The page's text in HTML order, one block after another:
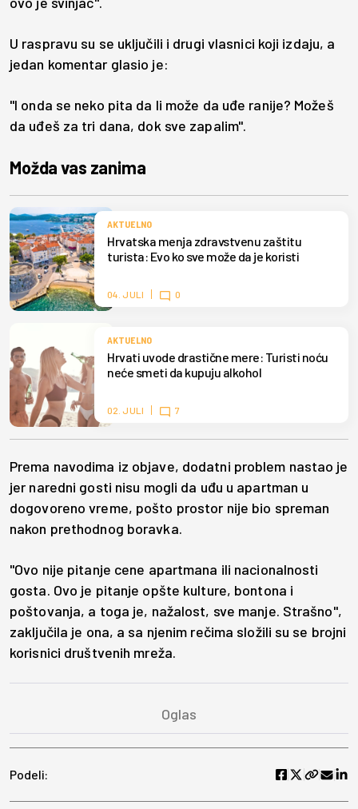
U raspravu su se uključili i drugi vlasnici koji izdaju, a
jedan komentar glasio je:
"I onda se neko pita da li može da uđe ranije? Možeš
da uđeš za tri dana, dok sve zapalim".
Možda vas zanima
AKTUELNO
Hrvatska menja zdravstvenu zaštitu
turista: Evo ko sve može da je koristi
04. JULI 0
AKTUELNO
Hrvati uvode drastične mere: Turisti noću
neće smeti da kupuju alkohol
02. JULI 7
Prema navodima iz objave, dodatni problem nastao je
jer naredni gosti nisu mogli da uđu u apartman u
dogovoreno vreme, pošto prostor nije bio spreman
nakon prethodnog boravka.
"Ovo nije pitanje cene apartmana ili nacionalnosti
gosta. Ovo je pitanje opšte kulture, bontona i
poštovanja, a toga je, nažalost, sve manje. Strašno",
zaključila je ona, a sa njenim rečima složili su se brojni
korisnici društvenih mreža.
Podeli: